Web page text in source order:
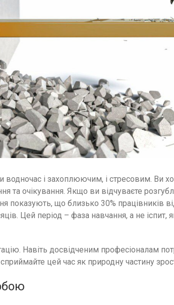
водночас і захоплюючим, і стресовим. Ви
та очікування. Якщо ви відчуваєте
показують, що близько 30% працівників
Цей період – фаза навчання, а не іспит,
Навіть досвідченим професіоналам
цей час як природну частину